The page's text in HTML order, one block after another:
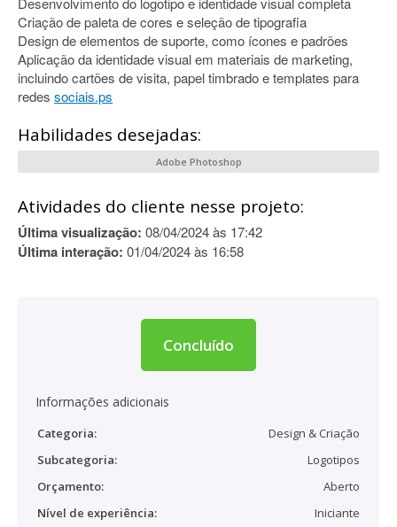
Criação de paleta de cores e seleção de tipografia
Design de elementos de suporte, como ícones e padrões
Aplicação da identidade visual em materiais de marketing,
incluindo cartões de visita, papel timbrado e templates para
redes sociais.ps
Habilidades desejadas:
Adobe Photoshop
Atividades do cliente nesse projeto:
Última visualização: 08/04/2024 às 17:42
Última interação: 01/04/2024 às 16:58
Concluído
Informações adicionais
Categoria:
Design & Criação
Subcategoria:
Logotipos
Orçamento:
Aberto
Nível de experiência:
Iniciante